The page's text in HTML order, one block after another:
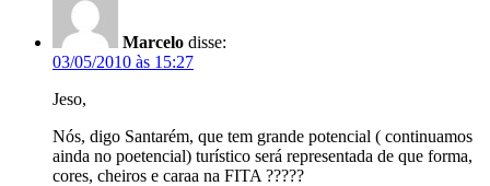
Marcelo disse:
03/05/2010 às 15:27
Jeso,
Nós, digo Santarém, que tem grande potencial ( continuamos
ainda no poetencial) turístico será representada de que forma,
cores, cheiros e caraa na FITA ?????